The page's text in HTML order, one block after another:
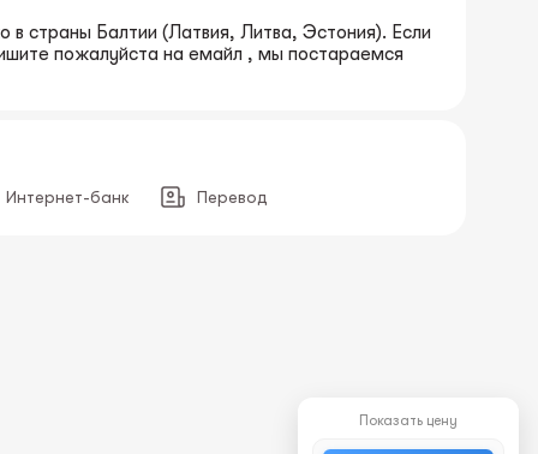
в страны Балтии (Латвия, Литва, Эстония). Если
пожалуйста на емайл , мы постараемся
Интернет-банк Перевод
Показать цену